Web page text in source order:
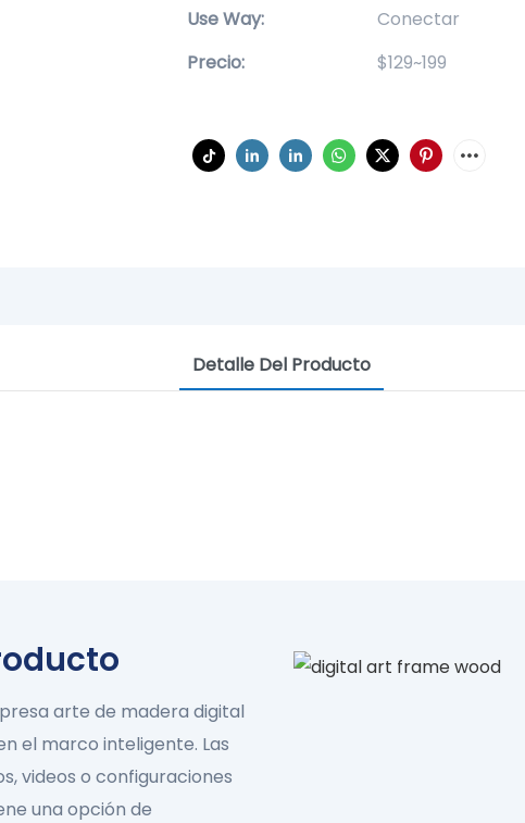
Use Way:
Conectar
Precio:
$129~199
Detalle Del Producto
ENCUENTRA TU MARCO DE ARTE
arte de madera digital
el marco inteligente. Las
videos o configuraciones
una opción de